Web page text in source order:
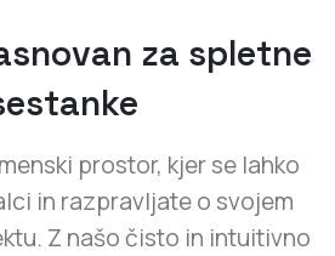
za spletne
prostor, kjer se lahko
in razpravljate o svojem
Z našo čisto in intuitivno